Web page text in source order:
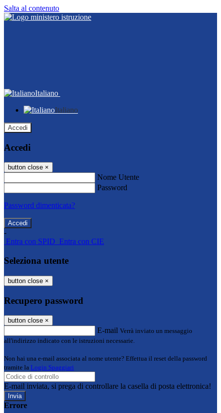
Salta al contenuto
Italiano
Italiano
Accedi
Accedi
button close ×
Nome Utente
Password
Password dimenticata?
-
Entra con SPID Entra con CIE
Seleziona utente
button close ×
Recupero password
button close ×
E-mail Verrà inviato un messaggio
all'indirizzo indicato con le istruzioni necessarie.
Non hai una e-mail associata al nome utente? Effettua il reset della password
tramite la Login Spaggiari
E-mail inviata, si prega di controllare la casella di posta elettronica!
Errore